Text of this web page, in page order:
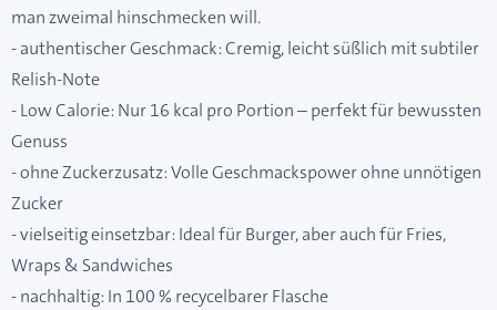
man zweimal hinschmecken will.
- authentischer Geschmack: Cremig, leicht süßlich mit subtiler
Relish-Note
- Low Calorie: Nur 16 kcal pro Portion – perfekt für bewussten
Genuss
- ohne Zuckerzusatz: Volle Geschmackspower ohne unnötigen
Zucker
- vielseitig einsetzbar: Ideal für Burger, aber auch für Fries,
Wraps & Sandwiches
- nachhaltig: In 100 % recycelbarer Flasche